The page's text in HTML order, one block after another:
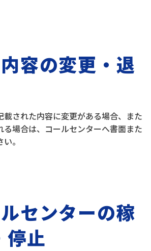
容の変更・退
載された内容に変更がある場合、また
る場合は、コールセンターへ書面また
。
センターの稼
停止